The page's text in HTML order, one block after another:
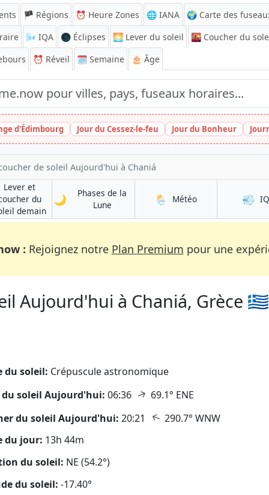
🏴 Régions ⏰ Heure Zones 🌐 IANA
🌍 Carte des
🌬️ IQA 🌑 Éclipses 🌅 Lever du soleil 🌇 Coucher du
⏰ Réveil 🗓️ Semaine 🎂 Âge
d'Édimbourg Jour du Cessez-le-feu Jour du Bonheur
de soleil Aujourd'hui à Chaniá
Lever et
du
demainà Chaniá
🌙
Phases de la
Luneà Chaniá 🌦️ Météoà Chaniá 💨
: Rejoignez notre Plan Premium pour une
Aujourd'hui à Chaniá, Grèce 🇬🇷
du soleil: Crépuscule astronomique
du soleil Aujourd'hui: 06:36 ↑ 69.1° ENE
du soleil Aujourd'hui: 20:21 ↑ 290.7° WNW
du jour: 13h 44m
du soleil: NE (54.2°)
du soleil: -17.40°